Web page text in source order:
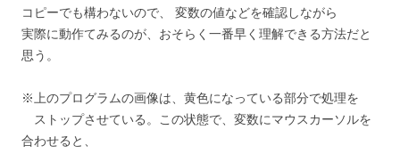
コピーでも構わないので、 変数の値などを確認しながら
実際に動作てみるのが、おそらく一番早く理解できる方法だと
思う。
※上のプログラムの画像は、黄色になっている部分で処理を
ストップさせている。この状態で、変数にマウスカーソルを
合わせると、